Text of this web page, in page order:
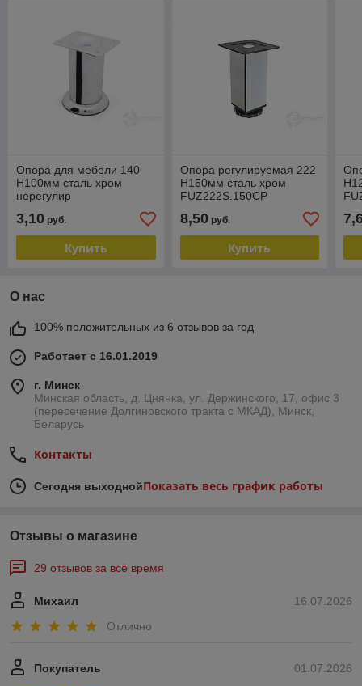
Опора для мебели 140
Н100мм сталь хром
нерегулир
3,10 руб.
Купить
Опора регулируемая 222
H150мм сталь хром
FUZ222S.150CP
8,50руб.
Купить
О нас
100% положительных из 6 отзывов за год
Работает с 16.01.2019
г. Минск
Минская область, д. Цнянка, ул. Держинского, 17, офис 3
(пересечение Долгиновского тракта с МКАД), Минск,
Беларусь
Контакты
Сегодня выходнойПоказать весь график работы
Отзывы о магазине
29 отзывов за всё время
16.07.2026
Михаил
Отлично
01.07.2026
Покупатель